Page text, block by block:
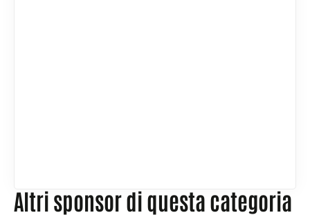
Altri sponsor di questa categoria